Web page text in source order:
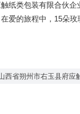
纸类包装有限合伙
爱的旅程中，15朵玫
西省朔州市右玉县府应